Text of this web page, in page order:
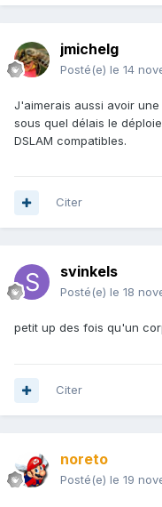
jmichelg
Posté(e) le 14
J'aimerais aussi avoir
sous quel délais le
DSLAM compatibles.
Citer
svinkels
Posté(e) le 18
petit up des fois qu'un
Citer
noreto
Posté(e) le 19